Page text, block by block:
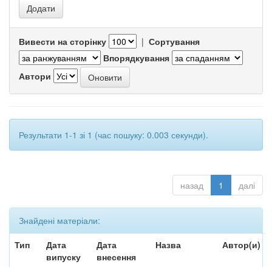
Вивести на сторінку | Сортування
Впорядкування
Автори
Результати 1-1 зі 1 (час пошуку: 0.003 секунди).
назад 1 далі
Знайдені матеріали:
Тип
Дата
випуску
Дата
внесення
Назва Автор(и)